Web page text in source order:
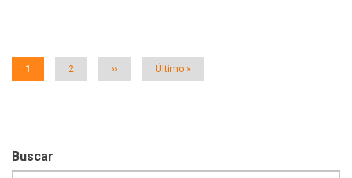
Página
actual
1 Página
2
Siguiente
página
››
Última
página
Último »
Buscar